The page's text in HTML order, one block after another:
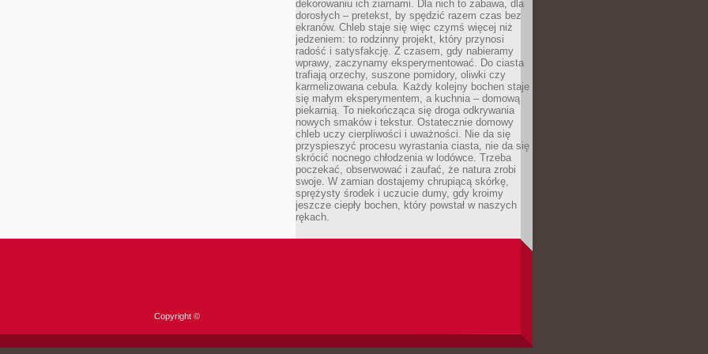
dekorowaniu ich ziarnami. Dla nich to zabawa, dla
dorosłych – pretekst, by spędzić razem czas bez
ekranów. Chleb staje się więc czymś więcej niż
jedzeniem: to rodzinny projekt, który przynosi
radość i satysfakcję. Z czasem, gdy nabieramy
wprawy, zaczynamy eksperymentować. Do ciasta
trafiają orzechy, suszone pomidory, oliwki czy
karmelizowana cebula. Każdy kolejny bochen staje
się małym eksperymentem, a kuchnia – domową
piekarnią. To niekończąca się droga odkrywania
nowych smaków i tekstur. Ostatecznie domowy
chleb uczy cierpliwości i uważności. Nie da się
przyspieszyć procesu wyrastania ciasta, nie da się
skrócić nocnego chłodzenia w lodówce. Trzeba
poczekać, obserwować i zaufać, że natura zrobi
swoje. W zamian dostajemy chrupiącą skórkę,
sprężysty środek i uczucie dumy, gdy kroimy
jeszcze ciepły bochen, który powstał w naszych
rękach.
Copyright ©